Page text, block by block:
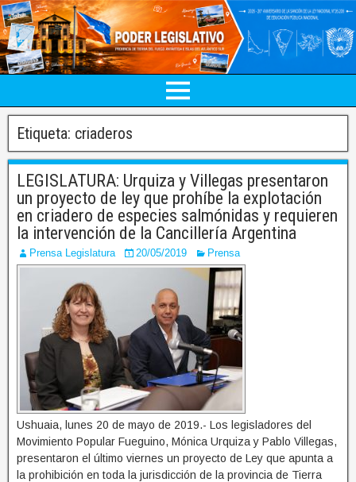
Etiqueta: criaderos
LEGISLATURA: Urquiza y Villegas presentaron
un proyecto de ley que prohíbe la explotación
en criadero de especies salmónidas y requieren
la intervención de la Cancillería Argentina
Prensa Legislatura 20/05/2019 Prensa
Ushuaia, lunes 20 de mayo de 2019.- Los legisladores del
Movimiento Popular Fueguino, Mónica Urquiza y Pablo Villegas,
presentaron el último viernes un proyecto de Ley que apunta a
la prohibición en toda la jurisdicción de la provincia de Tierra